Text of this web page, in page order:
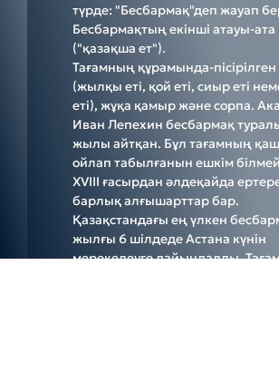
түрде: "Бесбармақ"деп жауап
Бесбармақтың екінші атауы-ата
("қазақша ет").
Тағамның құрамында-пісірілген
(жылқы еті, қой еті, сиыр еті
еті), жұқа қамыр және сорпа.
Иван Лепехин бесбармақ
жылы айтқан. Бұл тағамның
ойлап табылғанын ешкім
XVIII ғасырдан әлдеқайда
барлық алғышарттар бар.
Қазақстандағы ең үлкен
жылғы 6 шілдеде Астана күнін
мерекелеуге дайындалды.